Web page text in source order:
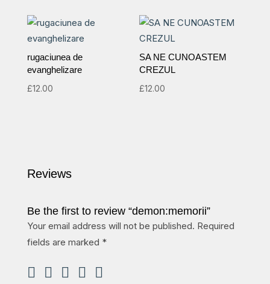
rugaciunea de
evanghelizare
£12.00
SA NE CUNOASTEM
CREZUL
£12.00
Reviews
Be the first to review “demon:memorii”
Your email address will not be published. Required
fields are marked *